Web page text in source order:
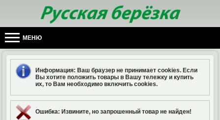
МЕНЮ
Информация: Ваш браузер не принимает cookies. Если
Вы хотите положить товары в Вашу тележку и купить
их, то Вам необходимо включить cookies.
Ошибка: Извините, но запрошенный товар не найден!